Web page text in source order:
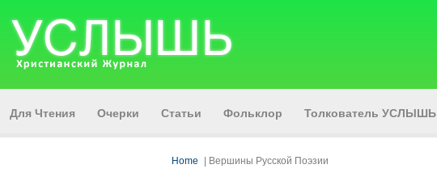
Для Чтения Очерки Статьи Фольклор Толкователь УСЛЫШЬ
Home | Вершины Русской Поэзии